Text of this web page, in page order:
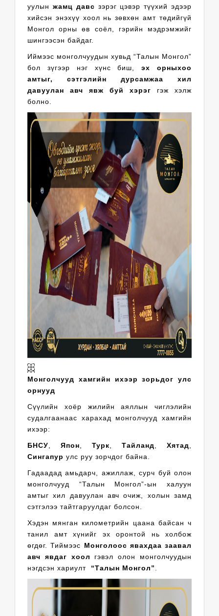
уулын жамц давс зэрэг цэвэр түүхий эдээр
хийсэн энэхүү хоол нь зөвхөн амт төдийгүй
Монгол орны өв соёл, гэрийн мэдрэмжийг
шингээсэн байдаг.
Иймээс монголчуудын хувьд “Талын Монгол”
бол зүгээр нэг хүнс биш,эх орныхоо
амтыг, сэтгэлийн дурсамжаа хил
давуулан авч явж буй хэрэг гэж хэлж
болно.
Монголчууд хамгийн ихээр зорьдог улс
орнууд
Сүүлийн хоёр жилийн аяллын чиглэлийн
судалгаанаас харахад монголчууд хамгийн
ихээр:
БНСУ, Япон, Турк, Тайланд, Хятад,
Сингапур улс руу зорчдог байна.
Гадаадад амьдарч, ажиллаж, сурч буй олон
монголчууд “Талын Монгол”-ын халуун
амтыг хил давуулан авч очиж, холын замд
сэтгэлээ тайтгаруулдаг болсон.
Хэдэн мянган километрийн цаана байсан ч
танил амт хүнийг эх оронтой нь холбож
өгдөг. Тиймээс Монголоос явахдаа заавал
авч явдаг хоол
гэвэл олон монголчуудын
нэгдсэн хариулт “Талын Монгол”.